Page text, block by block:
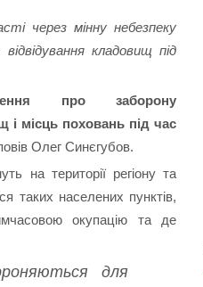
через мінну небезпеку
кладовищ під
про заборону
і місць поховань під час
Олег Синєгубов.
на території регіону та
таких населених пунктів,
окупацію та де
для